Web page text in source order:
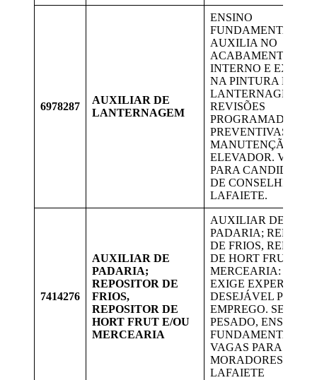
6978287
AUXILIAR DE
LANTERNAGEM
ENSINO
FUNDAMENTAL.
AUXILIA NO
ACABAMENTO
INTERNO E
NA PINTURA E
LANTERNAGEM,
REVISÕES
PROGRAMADAS E
PREVENTIVAS.
MANUTENÇÃO EM
ELEVADOR. VAGAS
PARA CANDIDATOS
DE CONSELHEIRO
LAFAIETE.
7414276
AUXILIAR DE
PADARIA;
REPOSITOR DE
FRIOS,
REPOSITOR DE
HORT FRUT E/OU
MERCEARIA
AUXILIAR DE
PADARIA;
DE FRIOS,
DE HORT FRUT E/
MERCEARIA: NÃO
EXIGE
DESEJÁVEL
EMPREGO.
PESADO, ENSINO
FUNDAMENTAL.
VAGAS PARA
MORADORES DE
LAFAIETE